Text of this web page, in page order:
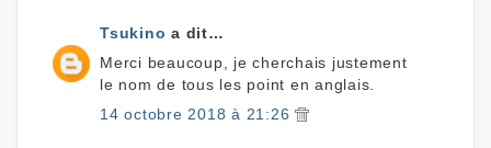
Tsukino a dit…
Merci beaucoup, je cherchais justement
le nom de tous les point en anglais.
14 octobre 2018 à 21:26